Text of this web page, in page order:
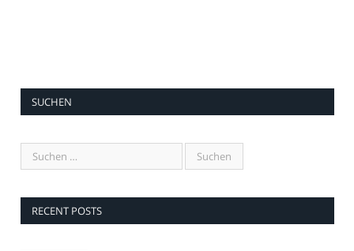
SUCHEN
RECENT POSTS